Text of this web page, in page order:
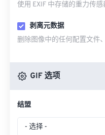
使用 EXIF 中存储的重力传
剥离元数据
删除图像中的任何配置文件
GIF 选项
结盟
- 选择 -